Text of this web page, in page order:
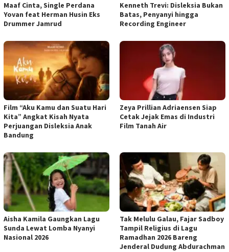
Maaf Cinta, Single Perdana
Yovan feat Herman Husin Eks
Drummer Jamrud
Kenneth Trevi: Disleksia Bukan
Batas, Penyanyi hingga
Recording Engineer
Film “Aku Kamu dan Suatu Hari
Kita” Angkat Kisah Nyata
Perjuangan Disleksia Anak
Bandung
Zeya Prillian Adriaensen Siap
Cetak Jejak Emas di Industri
Film Tanah Air
Aisha Kamila Gaungkan Lagu
Sunda Lewat Lomba Nyanyi
Nasional 2026
Tak Melulu Galau, Fajar Sadboy
Tampil Religius di Lagu
Ramadhan 2026 Bareng
Jenderal Dudung Abdurachman